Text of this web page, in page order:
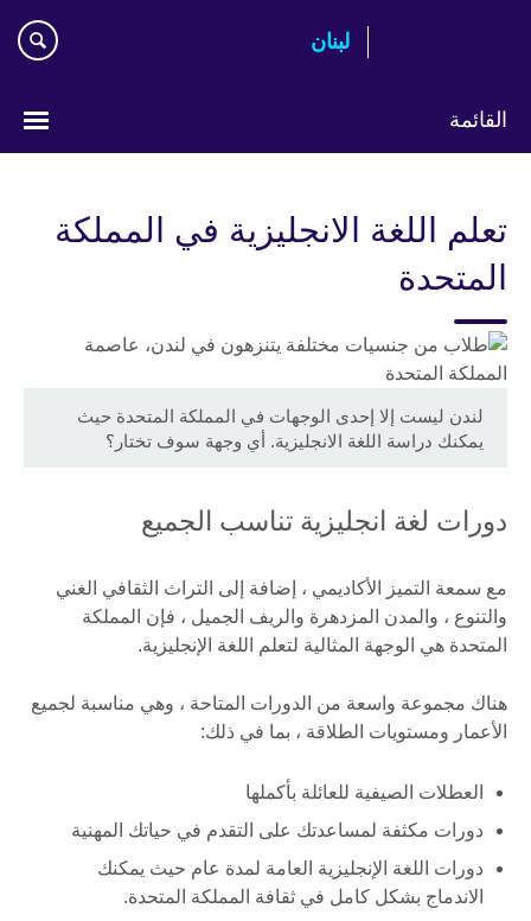
لبنان
القائمة
language
تعلم اللغة الانجليزية في المملكة
المتحدة
لندن ليست إلا إحدى الوجهات في المملكة المتحدة حيث
يمكنك دراسة اللغة الانجليزية. أي وجهة سوف تختار؟
دورات لغة انجليزية تناسب الجميع
مع سمعة التميز الأكاديمي ، إضافة إلى التراث الثقافي الغني
والتنوع ، والمدن المزدهرة والريف الجميل ، فإن المملكة
المتحدة هي الوجهة المثالية لتعلم اللغة الإنجليزية.
هناك مجموعة واسعة من الدورات المتاحة ، وهي مناسبة لجميع
الأعمار ومستويات الطلاقة ، بما في ذلك:
العطلات الصيفية للعائلة بأكملها
دورات مكثفة لمساعدتك على التقدم في حياتك المهنية
دورات اللغة الإنجليزية العامة لمدة عام حيث يمكنك
الاندماج بشكل كامل في ثقافة المملكة المتحدة.